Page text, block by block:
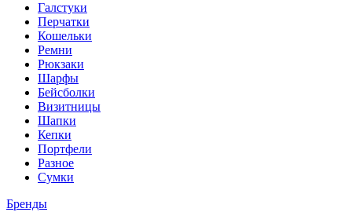
Галстуки
Перчатки
Кошельки
Ремни
Рюкзаки
Шарфы
Бейсболки
Визитницы
Шапки
Кепки
Портфели
Разное
Сумки
Бренды